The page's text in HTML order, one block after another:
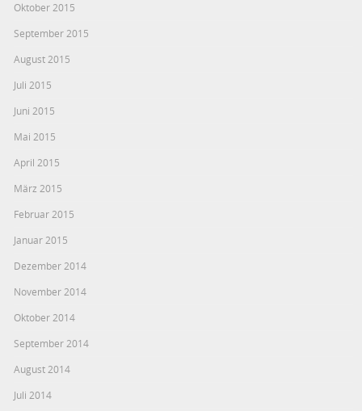
Oktober 2015
September 2015
August 2015
Juli 2015
Juni 2015
Mai 2015
April 2015
März 2015
Februar 2015
Januar 2015
Dezember 2014
November 2014
Oktober 2014
September 2014
August 2014
Juli 2014